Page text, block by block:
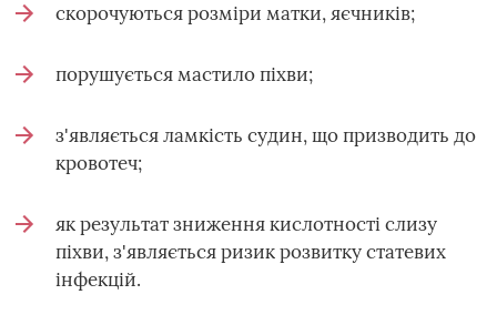
скорочуються розміри матки, яєчників;
порушується мастило піхви;
з'являється ламкість судин, що призводить до
кровотеч;
як результат зниження кислотності слизу
піхви, з'являється ризик розвитку статевих
інфекцій.